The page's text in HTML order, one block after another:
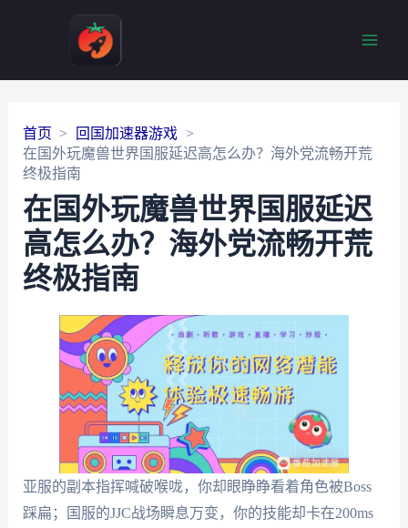
首页
回国加速器游戏
在国外玩魔兽世界国服延迟高怎么办？海外党流畅开荒
终极指南
在国外玩魔兽世界国服延迟
高怎么办？海外党流畅开荒
终极指南
亚服的副本指挥喊破喉咙，你却眼睁睁看着角色被Boss
踩扁；国服的JJC战场瞬息万变，你的技能却卡在200ms